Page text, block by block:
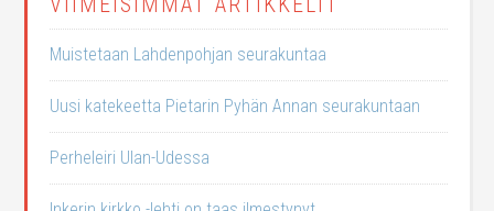
Muistetaan Lahdenpohjan seurakuntaa
Uusi katekeetta Pietarin Pyhän Annan seurakuntaan
Perheleiri Ulan-Udessa